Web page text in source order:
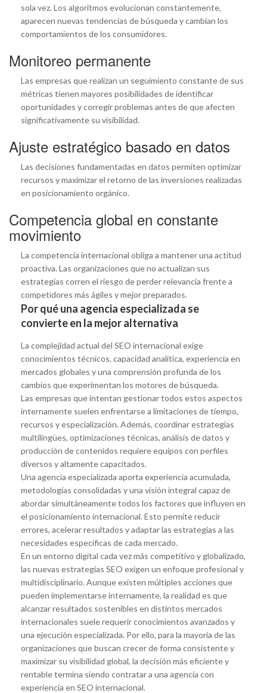
sola vez. Los algoritmos evolucionan constantemente,
aparecen nuevas tendencias de búsqueda y cambian los
comportamientos de los consumidores.
Monitoreo permanente
Las empresas que realizan un seguimiento constante de sus
métricas tienen mayores posibilidades de identificar
oportunidades y corregir problemas antes de que afecten
significativamente su visibilidad.
Ajuste estratégico basado en datos
Las decisiones fundamentadas en datos permiten optimizar
recursos y maximizar el retorno de las inversiones realizadas
en posicionamiento orgánico.
Competencia global en constante
movimiento
La competencia internacional obliga a mantener una actitud
proactiva. Las organizaciones que no actualizan sus
estrategias corren el riesgo de perder relevancia frente a
competidores más ágiles y mejor preparados.
Por qué una agencia especializada se
convierte en la mejor alternativa
La complejidad actual del SEO internacional exige
conocimientos técnicos, capacidad analítica, experiencia en
mercados globales y una comprensión profunda de los
cambios que experimentan los motores de búsqueda.
Las empresas que intentan gestionar todos estos aspectos
internamente suelen enfrentarse a limitaciones de tiempo,
recursos y especialización. Además, coordinar estrategias
multilingües, optimizaciones técnicas, análisis de datos y
producción de contenidos requiere equipos con perfiles
diversos y altamente capacitados.
Una agencia especializada aporta experiencia acumulada,
metodologías consolidadas y una visión integral capaz de
abordar simultáneamente todos los factores que influyen en
el posicionamiento internacional. Esto permite reducir
errores, acelerar resultados y adaptar las estrategias a las
necesidades específicas de cada mercado.
En un entorno digital cada vez más competitivo y globalizado,
las nuevas estrategias SEO exigen un enfoque profesional y
multidisciplinario. Aunque existen múltiples acciones que
pueden implementarse internamente, la realidad es que
alcanzar resultados sostenibles en distintos mercados
internacionales suele requerir conocimientos avanzados y
una ejecución especializada. Por ello, para la mayoría de las
organizaciones que buscan crecer de forma consistente y
maximizar su visibilidad global, la decisión más eficiente y
rentable termina siendo contratar a una agencia con
experiencia en SEO internacional.